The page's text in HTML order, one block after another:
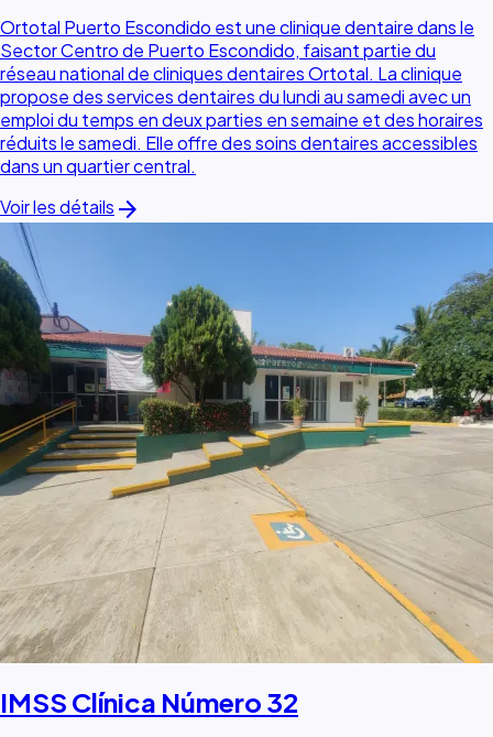
Ortotal Puerto Escondido est une clinique dentaire dans le
Sector Centro de Puerto Escondido, faisant partie du
réseau national de cliniques dentaires Ortotal. La clinique
propose des services dentaires du lundi au samedi avec un
emploi du temps en deux parties en semaine et des horaires
réduits le samedi. Elle offre des soins dentaires accessibles
dans un quartier central.
Voir les détails arrow_forward
IMSS Clínica Número 32